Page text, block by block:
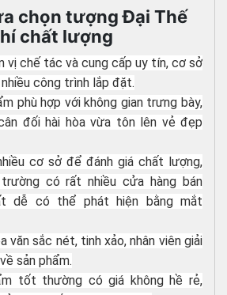
chọn tượng Đại Thế
chất lượng
vị chế tác và cung cấp uy tín, cơ sở
công trình lắp đặt.
phù hợp với không gian trưng bày,
đối hài hòa vừa tôn lên vẻ đẹp
cơ sở để đánh giá chất lượng,
có rất nhiều cửa hàng bán
dễ có thể phát hiện bằng mắt
văn sắc nét, tinh xảo, nhân viên giải
sản phẩm.
tốt thường có giá không hề rẻ,